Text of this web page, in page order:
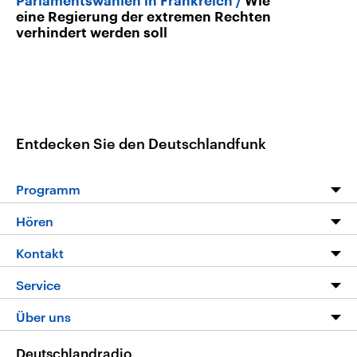
eine Regierung der extremen Rechten
verhindert werden soll
Entdecken Sie den Deutschlandfunk
Programm
Programm
Die Nachrichten
Nachrichtenleicht
Neue Beiträge auf dlf.de
Hören
Livestream
Podcasts
Deutschlandfunk App
Nachrichten App
Kontakt
Hörerservice
Service
FAQ
Über uns
Deutschlandradio